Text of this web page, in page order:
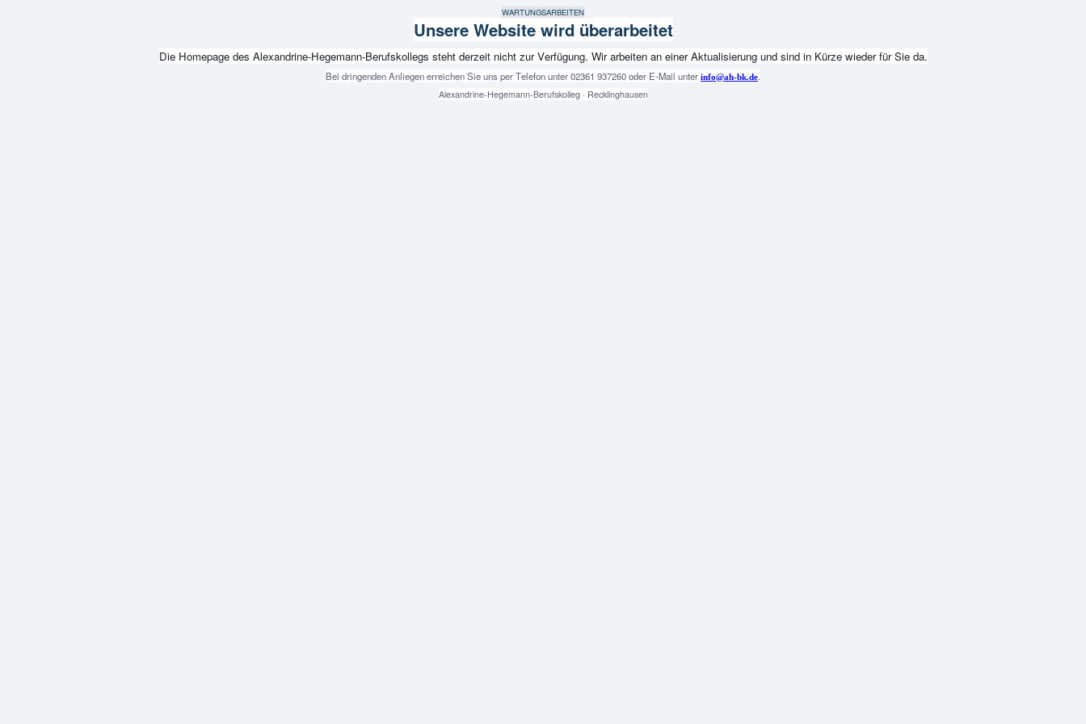
WARTUNGSARBEITEN
Unsere Website wird überarbeitet
Die Homepage des Alexandrine-Hegemann-Berufskollegs steht derzeit nicht zur Verfügung. Wir arbeiten an einer Aktualisierung und sind in Kürze wieder für Sie da.
Bei dringenden Anliegen erreichen Sie uns per Telefon unter 02361 937260 oder E-Mail unter info@ah-bk.de.
Alexandrine-Hegemann-Berufskolleg · Recklinghausen